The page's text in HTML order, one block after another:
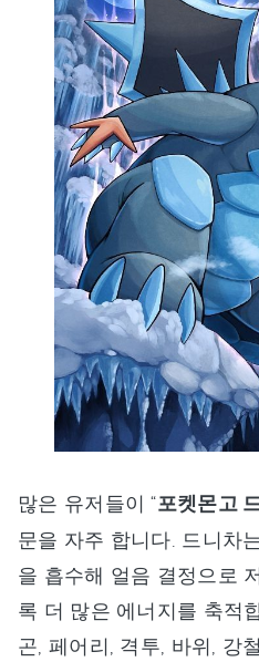
많은 유저들이 “포켓몬고
문을 자주 합니다. 드니차
을 흡수해 얼음 결정으로
록 더 많은 에너지를 축적
곤, 페어리, 격투, 바위, 강